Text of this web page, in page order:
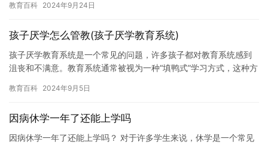
长应…
教育百科 2024年9月24日
孩子厌学怎么管教(孩子厌学教育系统)
孩子厌学教育系统是一个常见的问题，许多孩子都对教育系统感到
沮丧和不满意。教育系统通常被视为一种“填鸭式”学习方式，这种方
育…
教育百科 2024年9月5日
因病休学一年了还能上学吗
因病休学一年了还能上学吗？ 对于许多学生来说，休学是一个常见